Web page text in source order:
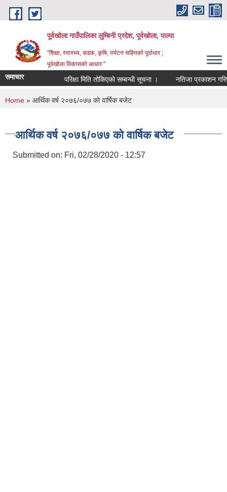
Skip to main content
पूर्वखोला गाउँपालिका लुम्बिनी प्रदेश, पूर्वखोला, पाल्पा
"शिक्षा, स्वास्थ्य, सडक, कृषि, पर्यटन सहितको पूर्वाधार ;
पूर्वखोला विकासको आधार "
समाचार परिक्षा मिति तोकिएको सम्बन्धी सूचना । नतिजा प्रकाशन गरिएको
You are here
Home » आर्थिक वर्ष २०७६/०७७ को वार्षिक बजेट
आर्थिक वर्ष २०७६/०७७ को वार्षिक बजेट
Submitted on: Fri, 02/28/2020 - 12:57